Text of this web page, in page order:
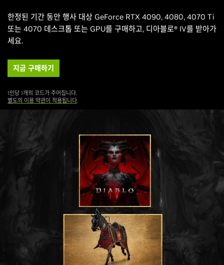
한정된 기간 동안 행사 대상 GeForce RTX 4090, 4080, 4070 Ti
또는 4070 데스크톱 또는 GPU를 구매하고, 디아블로® IV를 받아가
세요.
지금 구매하기
1인당 1개의 코드가 주어집니다.
별도의 이용 약관이 적용됩니다.